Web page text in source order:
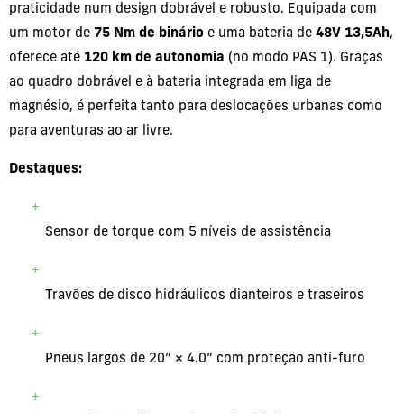
praticidade num design dobrável e robusto. Equipada com
um motor de 75 Nm de binário e uma bateria de 48V 13,5Ah,
oferece até 120 km de autonomia (no modo PAS 1). Graças
ao quadro dobrável e à bateria integrada em liga de
magnésio, é perfeita tanto para deslocações urbanas como
para aventuras ao ar livre.
Destaques:
Sensor de torque com 5 níveis de assistência
Travões de disco hidráulicos dianteiros e traseiros
Pneus largos de 20” × 4.0” com proteção anti-furo